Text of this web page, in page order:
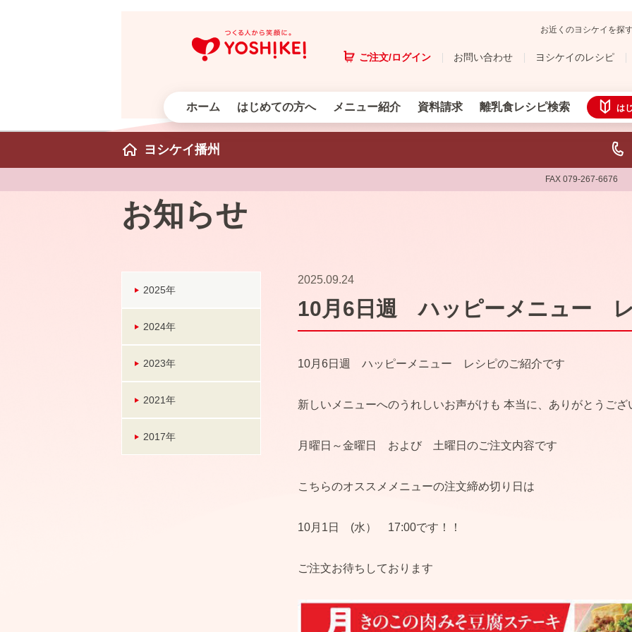
お近くのヨシケイを探
ご注文/ログイン お問い合わせ ヨシケイのレシピ
ホーム はじめての方へ メニュー紹介 資料請求 離乳食レシピ検索 は
ヨシケイ播州
FAX 079-267-6676
お知らせ
2025年
2024年
2023年
2021年
2017年
2025.09.24
10月6日週 ハッピーメニュー
10月6日週 ハッピーメニュー レシピのご紹介です
新しいメニューへのうれしいお声がけも 本当に、ありがとうござ
月曜日～金曜日 および 土曜日のご注文内容です
こちらのオススメメニューの注文締め切り日は
10月1日 (水） 17:00です！！
ご注文お待ちしております